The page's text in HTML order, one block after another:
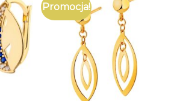
Promocja!